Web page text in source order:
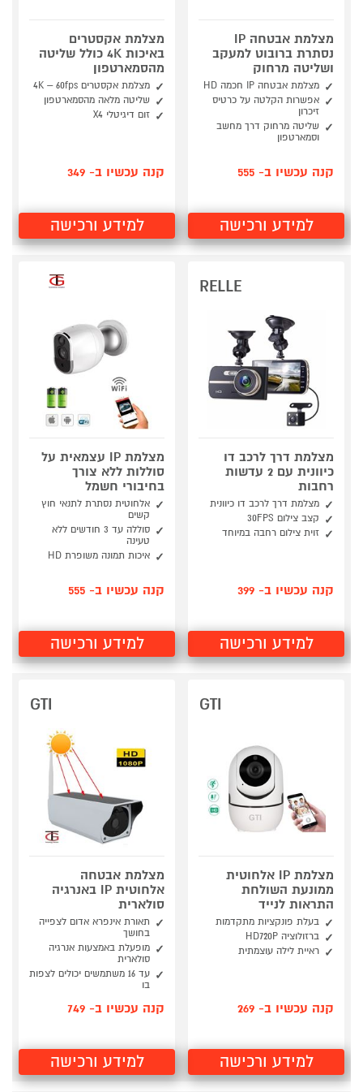
מצלמת אבטחה IP
נסתרת ברובוט למעקב
ושליטה מרחוק
מצלמת אבטחה IP חכמה HD
אפשרות הקלטה על כרטיס
זיכרון
שליטה מרחוק דרך מחשב
וסמארטפון
קנה עכשיו ב- 555
למידע ורכישה
מצלמת אקסטרים
באיכות 4K כולל שליטה
מהסמארטפון
מצלמת אקסטרים 4K – 60fps
שליטה מלאה מהסמארטפון
זום דיגיטלי X4
קנה עכשיו ב- 349
למידע ורכישה
RELLE
מצלמת דרך לרכב דו
כיוונית עם 2 עדשות
רחבות
מצלמת דרך לרכב דו כיוונית
קצב צילום 30FPS
זוית צילום רחבה במיוחד
קנה עכשיו ב- 399
למידע ורכישה
מצלמת IP עצמאית על
סוללות ללא צורך
בחיבורי חשמל
אלחוטית נסתרת לתנאי חוץ
קשים
סוללה עד 3 חודשים ללא
טעינה
איכות תמונה משופרת HD
קנה עכשיו ב- 555
למידע ורכישה
GTI
מצלמת IP אלחוטית
ממונעת השולחת
התראות לנייד
בעלת פונקציות מתקדמות
ברזולוציה HD720P
ראיית לילה עוצמתית
קנה עכשיו ב- 269
למידע ורכישה
GTI
מצלמת אבטחה
אלחוטית IP באנרגיה
סולארית
תאורת אינפרא אדום לצפייה
בחושך
מופעלת באמצעות אנרגיה
סולארית
עד 16 משתמשים יכולים לצפות
בו
קנה עכשיו ב- 749
למידע ורכישה